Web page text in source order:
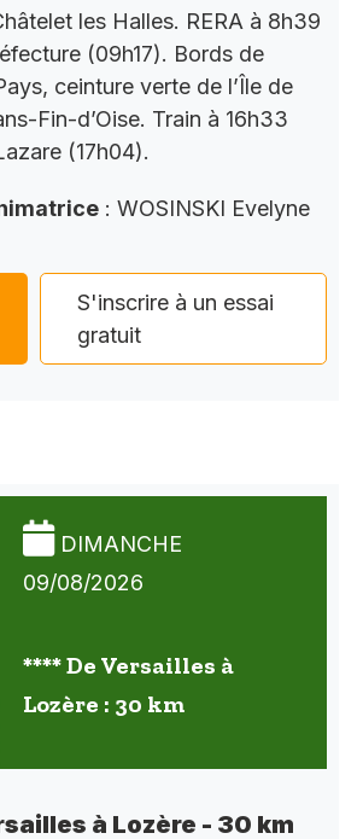
les Halles. RERA à 8h39
(09h17). Bords de
ceinture verte de l’Île de
Fin-d’Oise. Train à 16h33
(17h04).
: WOSINSKI Evelyne
S'inscrire à un essai
gratuit
DIMANCHE
09/08/2026
**** De Versailles à
Lozère : 30 km
à Lozère - 30 km